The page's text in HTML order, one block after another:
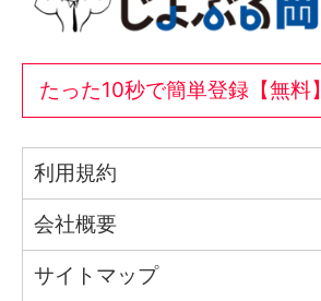
たった10秒で簡単登録【無料】
利用規約
会社概要
サイトマップ